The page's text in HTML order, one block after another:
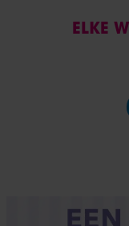
ELKE